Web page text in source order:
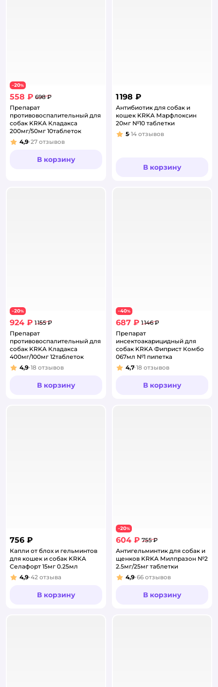
−20%
558 ₽ 698 ₽
Препарат
противовоспалительный для
собак KRKA Кладакса
200мг/50мг 10таблеток
Рейтинг:
4,9 27 отзывов
В корзину
1 198 ₽
Антибиотик для собак и
кошек KRKA Марфлоксин
20мг №10 таблетки
Рейтинг:
5 14 отзывов
В корзину
−20%
924 ₽ 1 155 ₽
Препарат
противовоспалительный для
собак KRKA Кладакса
400мг/100мг 12таблеток
Рейтинг:
4,9 18 отзывов
В корзину
−40%
687 ₽ 1 146 ₽
Препарат
инсектоакарицидный для
собак KRKA Фиприст Комбо
067мл №1 пипетка
Рейтинг:
4,7 18 отзывов
В корзину
756 ₽
Капли от блох и гельминтов
для кошек и собак KRKA
Селафорт 15мг 0.25мл
Рейтинг:
4,9 42 отзыва
В корзину
−20%
604 ₽ 755 ₽
Антигельминтик для собак и
щенков KRKA Милпразон №2
2.5мг/25мг таблетки
Рейтинг:
4,9 66 отзывов
В корзину